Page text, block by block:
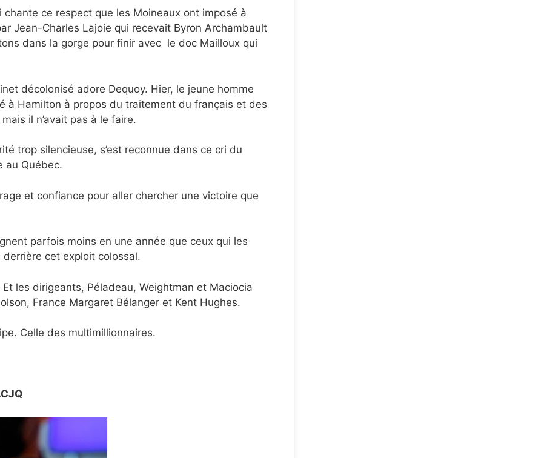
ce respect que les Moineaux ont imposé à
Jean-Charles Lajoie qui recevait Byron Archambault
dans la gorge pour finir avec le doc Mailloux qui
décolonisé adore Dequoy. Hier, le jeune homme
à Hamilton à propos du traitement du français et des
il n’avait pas à le faire.
trop silencieuse, s’est reconnue dans ce cri du
au Québec.
et confiance pour aller chercher une victoire que
parfois moins en une année que ceux qui les
cet exploit colossal.
les dirigeants, Péladeau, Weightman et Maciocia
France Margaret Bélanger et Kent Hughes.
Celle des multimillionnaires.